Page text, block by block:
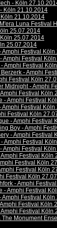
- Köln
Köln 21.10.2014
21.10.2014
Luna Festival
25.07.2014
25.07.2014
25.07.2014
Amphi Festival
Amphi Festival
Amphi Festival
- Amphi
Festival Köln
Midnight - Amphi
Festival Köln
- Amphi Festival
Amphi Festival
Festival Köln
- Amphi Festival
Boy - Amphi
- Amphi Festival
Amphi Festival
Amphi Festival
Festival Köln
Festival Köln
Festival Köln
Festival Köln
- Amphi
- Amphi Festival
Amphi Festival
Festival Köln
Festival Köln
The Monument